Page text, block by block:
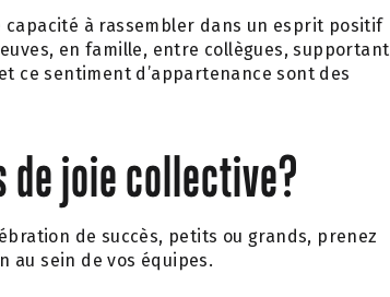
capacité à rassembler dans un esprit positif
en famille, entre collègues, supportant
ce sentiment d’appartenance sont des
de joie collective?
de succès, petits ou grands, prenez
au sein de vos équipes.